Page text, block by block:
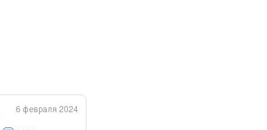
6 февраля 2024